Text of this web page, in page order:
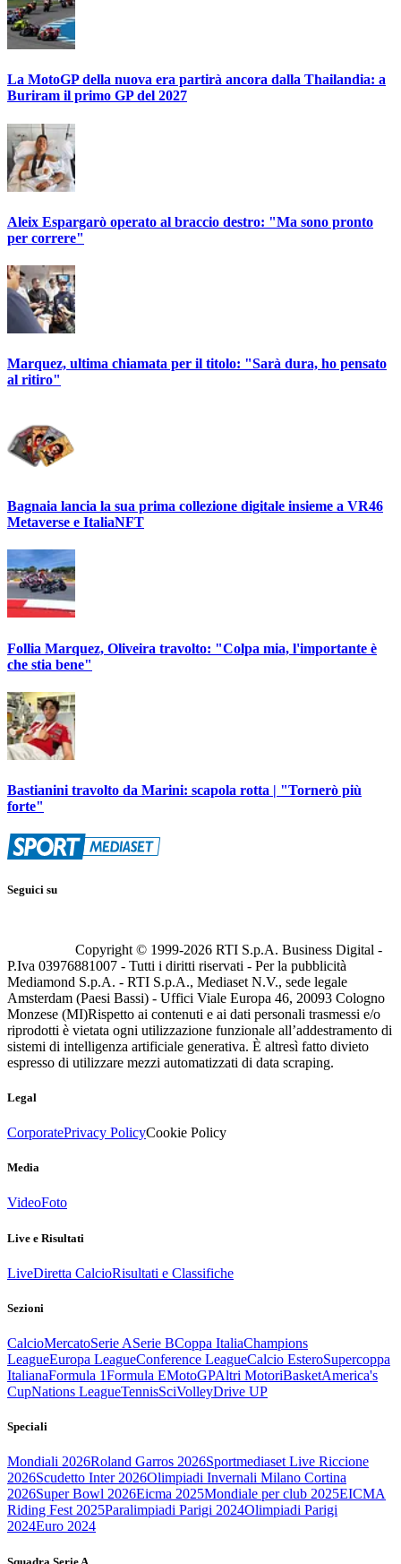
La MotoGP della nuova era partirà ancora dalla Thailandia: a
Buriram il primo GP del 2027
Aleix Espargarò operato al braccio destro: "Ma sono pronto
per correre"
Marquez, ultima chiamata per il titolo: "Sarà dura, ho pensato
al ritiro"
Bagnaia lancia la sua prima collezione digitale insieme a VR46
Metaverse e ItaliaNFT
Follia Marquez, Oliveira travolto: "Colpa mia, l'importante è
che stia bene"
Bastianini travolto da Marini: scapola rotta | "Tornerò più
forte"
Seguici su
Copyright © 1999-2026 RTI S.p.A. Business Digital -
P.Iva 03976881007 - Tutti i diritti riservati - Per la pubblicità
Mediamond S.p.A. - RTI S.p.A., Mediaset N.V., sede legale
Amsterdam (Paesi Bassi) - Uffici Viale Europa 46, 20093 Cologno
Monzese (MI)Rispetto ai contenuti e ai dati personali trasmessi e/o
riprodotti è vietata ogni utilizzazione funzionale all’addestramento di
sistemi di intelligenza artificiale generativa. È altresì fatto divieto
espresso di utilizzare mezzi automatizzati di data scraping.
Legal
CorporatePrivacy PolicyCookie Policy
Media
VideoFoto
Live e Risultati
LiveDiretta CalcioRisultati e Classifiche
Sezioni
CalcioMercatoSerie ASerie BCoppa ItaliaChampions
LeagueEuropa LeagueConference LeagueCalcio EsteroSupercoppa
ItalianaFormula 1Formula EMotoGPAltri MotoriBasketAmerica's
CupNations LeagueTennisSciVolleyDrive UP
Speciali
Mondiali 2026Roland Garros 2026Sportmediaset Live Riccione
2026Scudetto Inter 2026Olimpiadi Invernali Milano Cortina
2026Super Bowl 2026Eicma 2025Mondiale per club 2025EICMA
Riding Fest 2025Paralimpiadi Parigi 2024Olimpiadi Parigi
2024Euro 2024